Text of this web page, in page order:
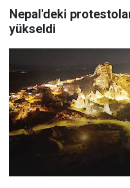
Nepal'deki
yükseldi